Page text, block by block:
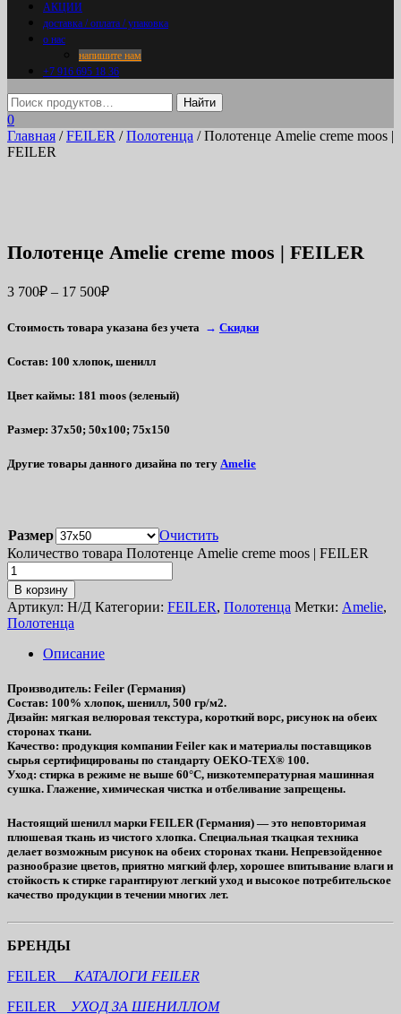
АКЦИИ
доставка / оплата / упаковка
о нас
напишите нам
+7 916 695 18 36
0
Главная /FEILER /Полотенца / Полотенце Amelie creme moos |
FEILER
Полотенце Amelie creme moos | FEILER
3 700₽ – 17 500₽
Стоимость товара указана без учета → Скидки
Состав: 100 хлопок, шенилл
Цвет каймы: 181 moos (зеленый)
Размер: 37х50; 50х100; 75х150
Другие товары данного дизайна по тегу Amelie
Размер
Очистить
Количество товара Полотенце Amelie creme moos | FEILER
В корзину
Артикул: Н/Д Категории: FEILER, Полотенца Метки: Amelie,
Полотенца
Описание
Производитель: Feiler (Германия)
Состав: 100% хлопок, шенилл, 500 гр/м2.
Дизайн: мягкая велюровая текстура, короткий ворс, рисунок на обеих
сторонах ткани.
Качество: продукция компании Feiler как и материалы поставщиков
сырья сертифицированы по стандарту OEKO-TEX® 100.
Уход: стирка в режиме не выше 60°C, низкотемпературная машинная
сушка. Глажение, химическая чистка и отбеливание запрещены.
Настоящий шенилл марки FEILER (Германия) — это неповторимая
плюшевая ткань из чистого хлопка. Специальная ткацкая техника
делает возможным рисунок на обеих сторонах ткани. Непревзойденное
разнообразие цветов, приятно мягкий флер, хорошее впитывание влаги и
стойкость к стирке гарантируют легкий уход и высокое потребительское
качество продукции в течении многих лет.
БРЕНДЫ
FEILER КАТАЛОГИ FEILER
FEILER
УХОД ЗА ШЕНИЛЛОМ